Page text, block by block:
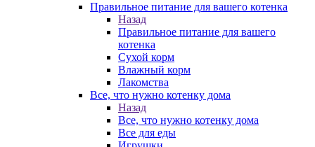
Правильное питание для вашего котенка
Назад
Правильное питание для вашего
котенка
Сухой корм
Влажный корм
Лакомства
Все, что нужно котенку дома
Назад
Все, что нужно котенку дома
Все для еды